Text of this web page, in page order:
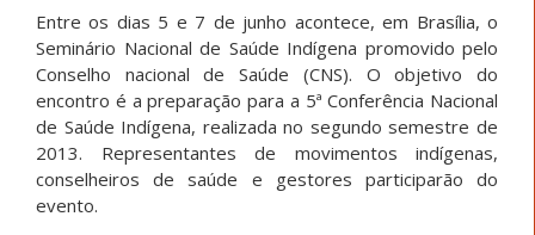
Entre os dias 5 e 7 de junho acontece, em Brasília, o
Seminário Nacional de Saúde Indígena promovido pelo
Conselho nacional de Saúde (CNS). O objetivo do
encontro é a preparação para a 5ª Conferência Nacional
de Saúde Indígena, realizada no segundo semestre de
2013. Representantes de movimentos indígenas,
conselheiros de saúde e gestores participarão do
evento.